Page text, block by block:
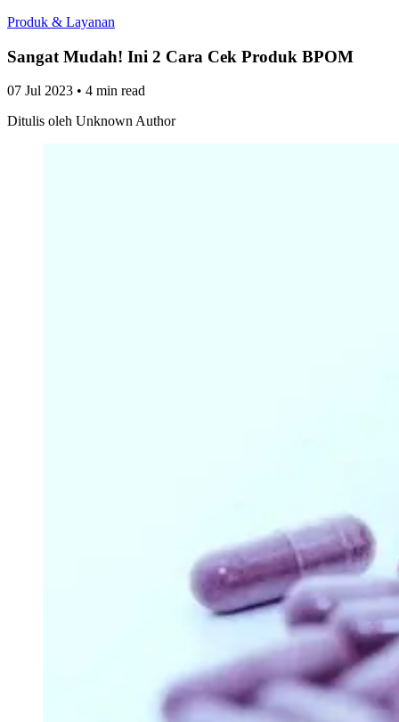
Produk & Layanan
Sangat Mudah! Ini 2 Cara Cek Produk BPOM
07 Jul 2023 • 4 min read
Ditulis oleh Unknown Author